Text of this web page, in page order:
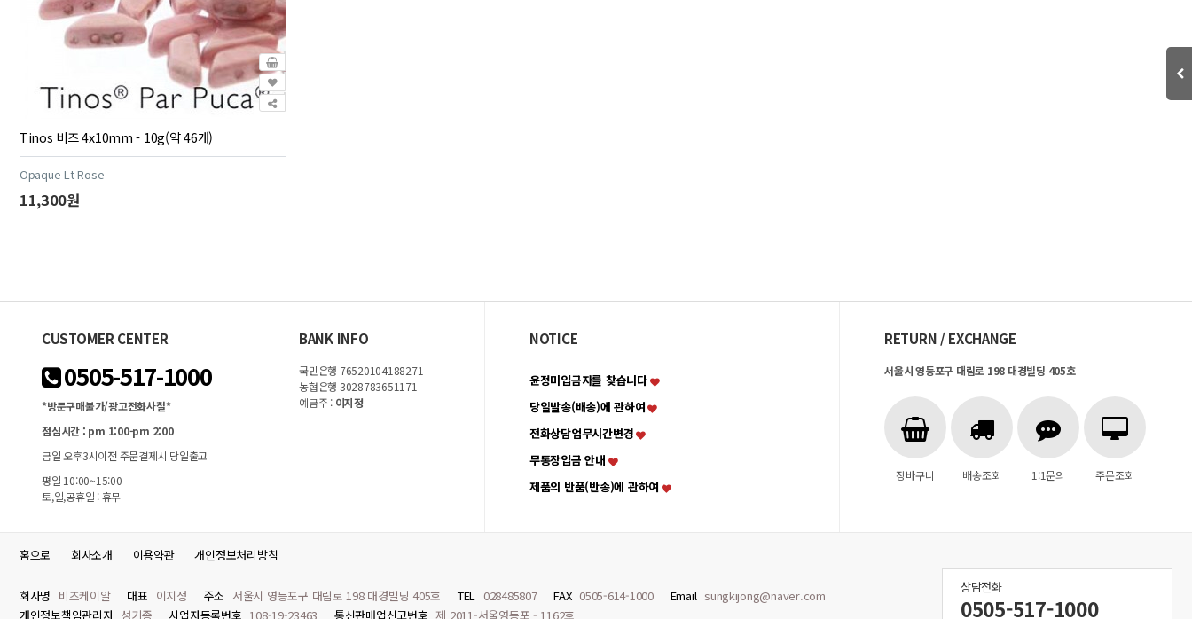
Tinos 비즈 4x10mm - 10g(약 46개)
Opaque Lt Rose
11,300원
CUSTOMER CENTER
0505-517-1000
*방문구매불가/광고전화사절*
점심시간 : pm 1:00-pm 2:00
금일 오후3시이전 주문결제시 당일출고
평일 10:00~15:00
토,일,공휴일 : 휴무
BANK INFO
국민은행 76520104188271
농협은행 3028783651171
예금주 : 이지정
NOTICE
윤정미입금자를 찾습니다
당일발송(배송)에 관하여
전화상담업무시간변경
무통장입금 안내
제품의 반품(반송)에 관하여
RETURN / EXCHANGE
서울시 영등포구 대림로 198 대경빌딩 405호
장바구니 배송조회 1:1문의 주문조회
홈으로 회사소개 이용약관 개인정보처리방침
회사명 비즈케이알 대표 이지정 주소 서울시 영등포구 대림로 198 대경빌딩 405호 TEL 028485807 FAX 0505-614-1000 Email sungkijong@naver.com
개인정보책임관리자 성기종 사업자등록번호 108-19-23463 통신판매업신고번호 제 2011-서울영등포 - 1162호
상담전화
0505-517-1000